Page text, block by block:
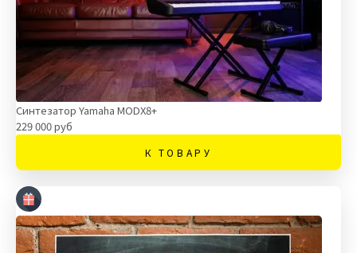
Синтезатор Yamaha MODX8+
229 000 руб
К ТОВАРУ